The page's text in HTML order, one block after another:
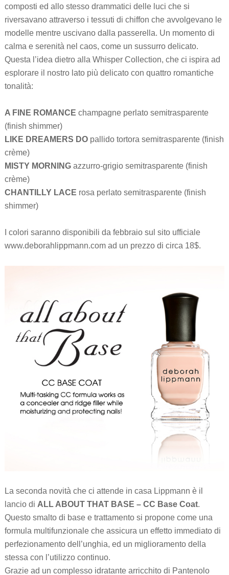
composti ed allo stesso drammatici delle luci che si
riversavano attraverso i tessuti di chiffon che avvolgevano le
modelle mentre uscivano dalla passerella. Un momento di
calma e serenità nel caos, come un sussurro delicato.
Questa l’idea dietro alla Whisper Collection, che ci ispira ad
esplorare il nostro lato più delicato con quattro romantiche
tonalità:
A FINE ROMANCE champagne perlato semitrasparente
(finish shimmer)
LIKE DREAMERS DOpallido tortora semitrasparente (finish
crème)
MISTY MORNINGazzurro-grigio semitrasparente (finish
crème)
CHANTILLY LACE rosa perlato semitrasparente (finish
shimmer)
I colori saranno disponibili da febbraio sul sito ufficiale
www.deborahlippmann.com ad un prezzo di circa 18$.
La seconda novità che ci attende in casa Lippmann è il
lancio di ALL ABOUT THAT BASE – CC Base Coat.
Questo smalto di base e trattamento si propone come una
formula multifunzionale che assicura un effetto immediato di
perfezionamento dell’unghia, ed un miglioramento della
stessa con l’utilizzo continuo.
Grazie ad un complesso idratante arricchito di Pantenolo